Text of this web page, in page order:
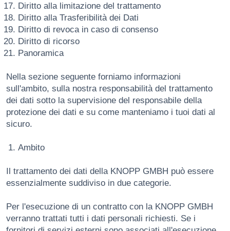
Diritto alla limitazione del trattamento
Diritto alla Trasferibilità dei Dati
Diritto di revoca in caso di consenso
Diritto di ricorso
Panoramica
Nella sezione seguente forniamo informazioni
sull'ambito, sulla nostra responsabilità del trattamento
dei dati sotto la supervisione del responsabile della
protezione dei dati e su come manteniamo i tuoi dati al
sicuro.
Ambito
Il trattamento dei dati della KNOPP GMBH può essere
essenzialmente suddiviso in due categorie.
Per l'esecuzione di un contratto con la KNOPP GMBH
verranno trattati tutti i dati personali richiesti. Se i